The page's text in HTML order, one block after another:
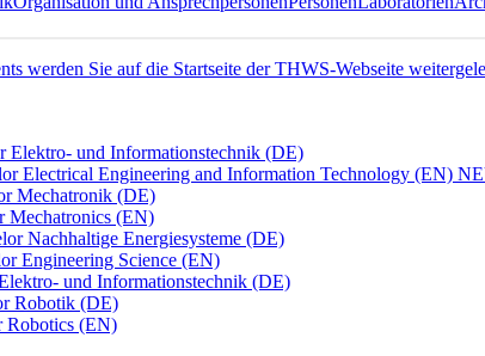
Elektro- und Informationstechnik (DE)
Electrical Engineering and Information Technology (EN)
Mechatronik (DE)
Mechatronics (EN)
Nachhaltige Energiesysteme (DE)
Engineering Science (EN)
und Informationstechnik (DE)
Robotik (DE)
Robotics (EN)